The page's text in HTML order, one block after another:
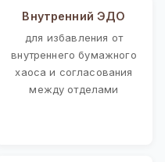
Внутренний ЭДО
для избавления от
внутреннего бумажного
хаоса и согласования
между отделами